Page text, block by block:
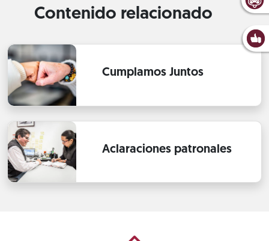
Contenido relacionado
Cumplamos Juntos
Aclaraciones patronales